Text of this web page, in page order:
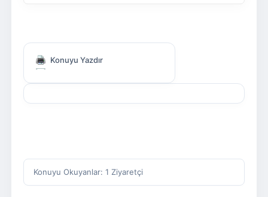
Konuyu Yazdır
Konuyu Okuyanlar: 1 Ziyaretçi